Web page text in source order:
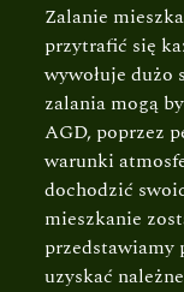
Zalanie
przytrafić się
wywołuje dużo
zalania mogą
AGD, poprzez
warunki
dochodzić
mieszkanie
przedstawiamy
uzyskać